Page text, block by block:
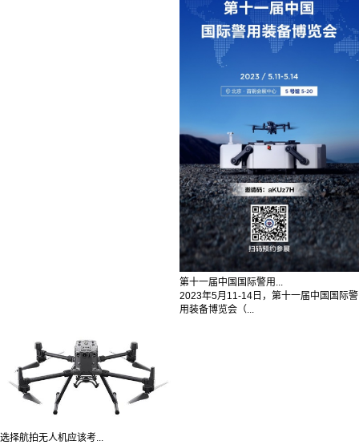
第十一届中国国际警用...
2023年5月11-14日，第十一届中国国际警
用装备博览会（...
选择航拍无人机应该考...